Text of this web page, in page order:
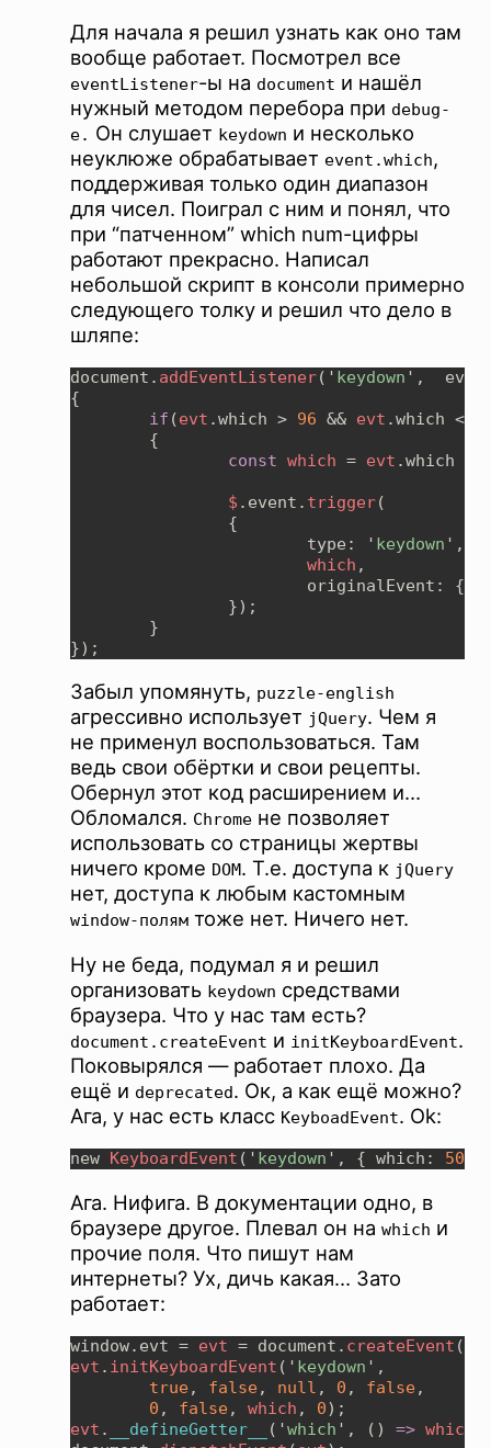
Для начала я решил узнать как оно там
вообще работает. Посмотрел все
eventListener-ы на document и нашёл
нужный методом перебора при debug-
е. Он слушает keydown и несколько
неуклюже обрабатывает event.which,
поддерживая только один диапазон
для чисел. Поиграл с ним и понял, что
при “патченном” which num-цифры
работают прекрасно. Написал
небольшой скрипт в консоли примерно
следующего толку и решил что дело в
шляпе:
document. addEventListener(' keydown ',  evt
if (evt .which > 96 && evt .which <
const which = evt .which -
$ .event. trigger
			type: '
keydown
which
Забыл упомянуть, puzzle-english
агрессивно использует jQuery. Чем я
не применул воспользоваться. Там
ведь свои обёртки и свои рецепты.
Обернул этот код расширением и…
Обломался. Chrome не позволяет
использовать со страницы жертвы
ничего кроме DOM. Т.е. доступа к jQuery
нет, доступа к любым кастомным
window-полям тоже нет. Ничего нет.
Ну не беда, подумал я и решил
организовать keydown средствами
браузера. Что у нас там есть?
document.createEvent и initKeyboardEvent.
Поковырялся — работает плохо. Да
ещё и deprecated. Ок, а как ещё можно?
Ага, у нас есть класс KeyboadEvent. Ok:
new KeyboardEvent (' keydown ', { which: 50
Ага. Нифига. В документации одно, в
браузере другое. Плевал он на which и
прочие поля. Что пишут нам
интернеты? Ух, дичь какая… Зато
работает:
window.evt = evt = document. createEvent ("
evt . initKeyboardEvent (' keydown
true, false, null , 0 , false
0 , false, which , 0
evt . __defineGetter__ (' which ', () => which